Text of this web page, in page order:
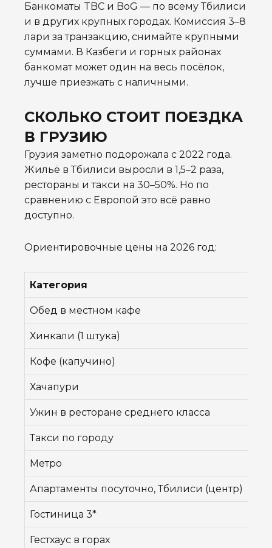
Банкоматы TBC и BoG — по всему Тбилиси
и в других крупных городах. Комиссия 3–8
лари за транзакцию, снимайте крупными
суммами. В Казбеги и горных районах
банкомат может один на весь посёлок,
лучше приезжать с наличными.
СКОЛЬКО СТОИТ ПОЕЗДКА
В ГРУЗИЮ
Грузия заметно подорожала с 2022 года.
Жильё в Тбилиси выросли в 1,5–2 раза,
рестораны и такси на 30–50%. Но по
сравнению с Европой это всё равно
доступно.
Ориентировочные цены на 2026 год:
Категория
Обед в местном кафе
Хинкали (1 штука)
Кофе (капучино)
Хачапури
Ужин в ресторане среднего класса
Такси по городу
Метро
Апартаменты посуточно, Тбилиси (центр)
Гостиница 3*
Гестхаус в горах